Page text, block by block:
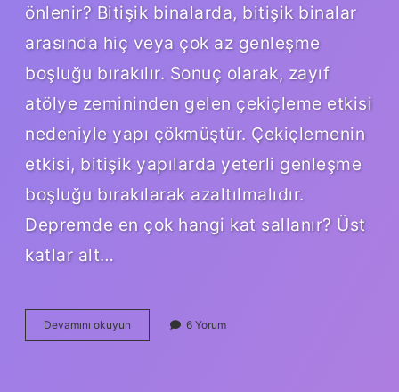
önlenir? Bitişik binalarda, bitişik binalar
arasında hiç veya çok az genleşme
boşluğu bırakılır. Sonuç olarak, zayıf
atölye zemininden gelen çekiçleme etkisi
nedeniyle yapı çökmüştür. Çekiçlemenin
etkisi, bitişik yapılarda yeterli genleşme
boşluğu bırakılarak azaltılmalıdır.
Depremde en çok hangi kat sallanır? Üst
katlar alt…
Devamını okuyun Depremde
Çekiçleme
6 Yorum